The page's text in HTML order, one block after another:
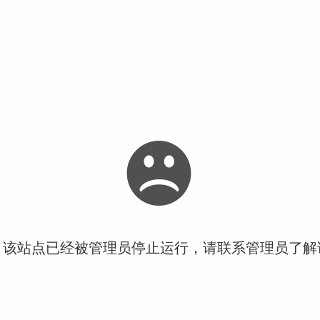
站点已经被管理员停止运行，请联系管理员了